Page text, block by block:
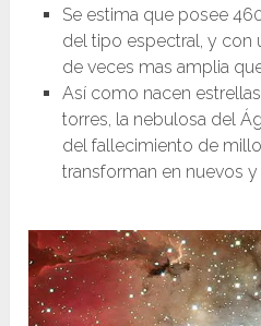
Se estima que posee
del tipo espectral, y con
de veces mas amplia
Así como nacen
torres, la nebulosa del
del fallecimiento de
transforman en nuevos y